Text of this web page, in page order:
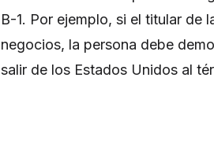
B-1. Por ejemplo, si el titular de
negocios, la persona debe
salir de los Estados Unidos al